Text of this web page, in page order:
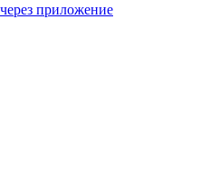
через приложение